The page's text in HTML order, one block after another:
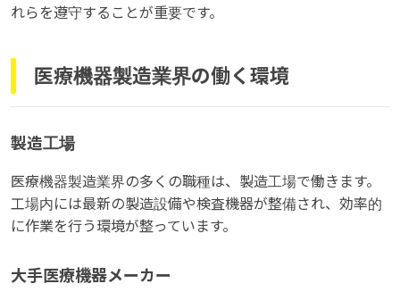
れらを遵守することが重要です。
医療機器製造業界の働く環境
製造工場
医療機器製造業界の多くの職種は、製造工場で働きます。
工場内には最新の製造設備や検査機器が整備され、効率的
に作業を行う環境が整っています。
大手医療機器メーカー